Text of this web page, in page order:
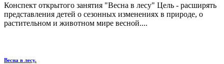
Конспект открытого занятия "Весна в лесу" Цель - расширять
представления детей о сезонных изменениях в природе, о
растительном и животном мире весной....
Весна в лесу.